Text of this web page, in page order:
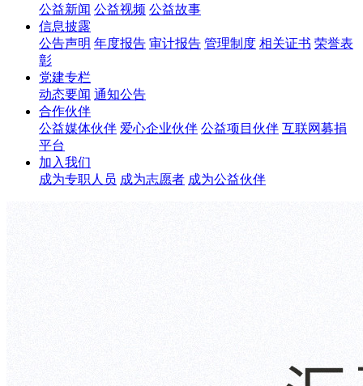
公益新闻 公益视频 公益故事
信息披露
公告声明 年度报告 审计报告 管理制度 相关证书 荣誉表
彰
党建专栏
动态要闻 通知公告
合作伙伴
公益媒体伙伴 爱心企业伙伴 公益项目伙伴 互联网募捐
平台
加入我们
成为专职人员 成为志愿者 成为公益伙伴